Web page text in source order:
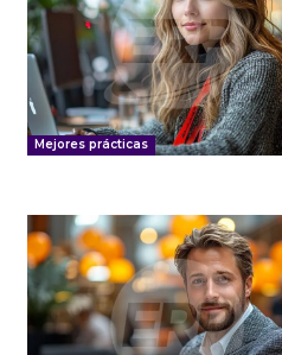
Mejores prácticas